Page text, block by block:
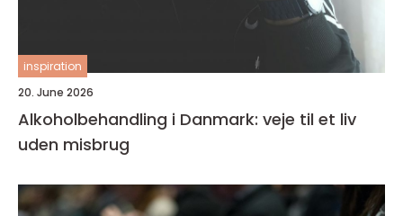
inspiration
20. June 2026
Alkoholbehandling i Danmark: veje til et liv
uden misbrug